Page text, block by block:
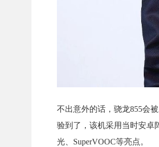
不出意外的话，骁龙855会
验到了，该机采用当时安卓
光、SuperVOOC等亮点。